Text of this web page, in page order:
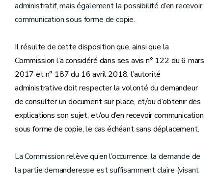
administratif, mais également la possibilité d’en recevoir
communication sous forme de copie.
Il résulte de cette disposition que, ainsi que la
Commission l’a considéré dans ses avis n° 122 du 6 mars
2017 et n° 187 du 16 avril 2018, l’autorité
administrative doit respecter la volonté du demandeur
de consulter un document sur place, et/ou d’obtenir des
explications son sujet, et/ou d’en recevoir communication
sous forme de copie, le cas échéant sans déplacement.
La Commission relève qu’en l’occurrence, la demande de
la partie demanderesse est suffisamment claire (visant